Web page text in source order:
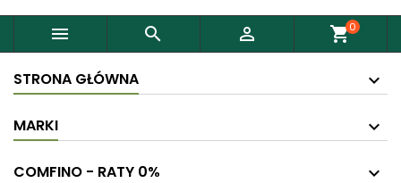
   shopping_cart0
STRONA GŁÓWNA
MARKI
COMFINO - RATY 0%